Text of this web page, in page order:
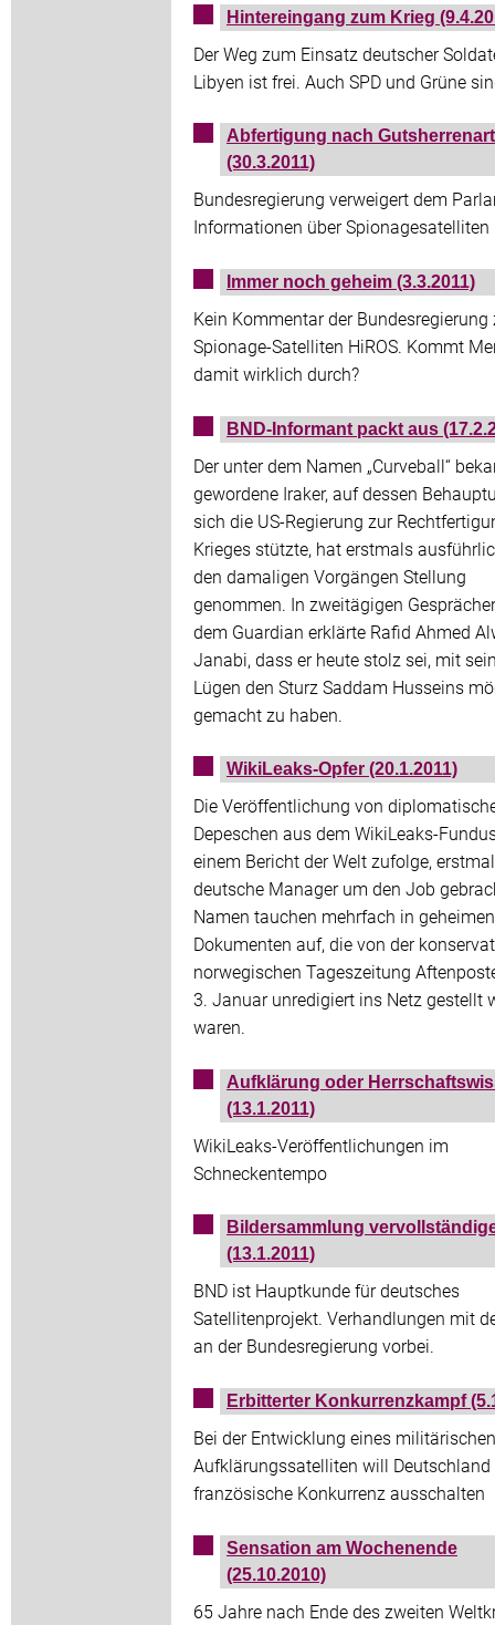
Hintereingang zum Krieg
Der Weg zum Einsatz deutscher
Libyen ist frei. Auch SPD und Grüne
Abfertigung nach Gutsherrenart
(30.3.2011)
Bundesregierung verweigert dem
Informationen über Spionagesatelliten
Immer noch geheim (3.3.2011)
Kein Kommentar der Bundesregierung
Spionage-Satelliten HiROS. Kommt
damit wirklich durch?
BND-Informant packt aus
Der unter dem Namen „Curveball“
gewordene Iraker, auf dessen
sich die US-Regierung zur
Krieges stützte, hat erstmals
den damaligen Vorgängen Stellung
genommen. In zweitägigen
dem Guardian erklärte Rafid Ahmed
Janabi, dass er heute stolz sei, mit
Lügen den Sturz Saddam Husseins
gemacht zu haben.
WikiLeaks-Opfer (20.1.2011)
Die Veröffentlichung von
Depeschen aus dem WikiLeaks-
einem Bericht der Welt zufolge,
deutsche Manager um den Job
Namen tauchen mehrfach in geheimen
Dokumenten auf, die von der
norwegischen Tageszeitung
3. Januar unredigiert ins Netz gestellt
waren.
Aufklärung oder
(13.1.2011)
WikiLeaks-Veröffentlichungen im
Schneckentempo
Bildersammlung
(13.1.2011)
BND ist Hauptkunde für deutsches
Satellitenprojekt. Verhandlungen mit
an der Bundesregierung vorbei.
Erbitterter Konkurrenzkampf
Bei der Entwicklung eines militärischen
Aufklärungssatelliten will Deutschland
französische Konkurrenz ausschalten
Sensation am Wochenende
(25.10.2010)
65 Jahre nach Ende des zweiten